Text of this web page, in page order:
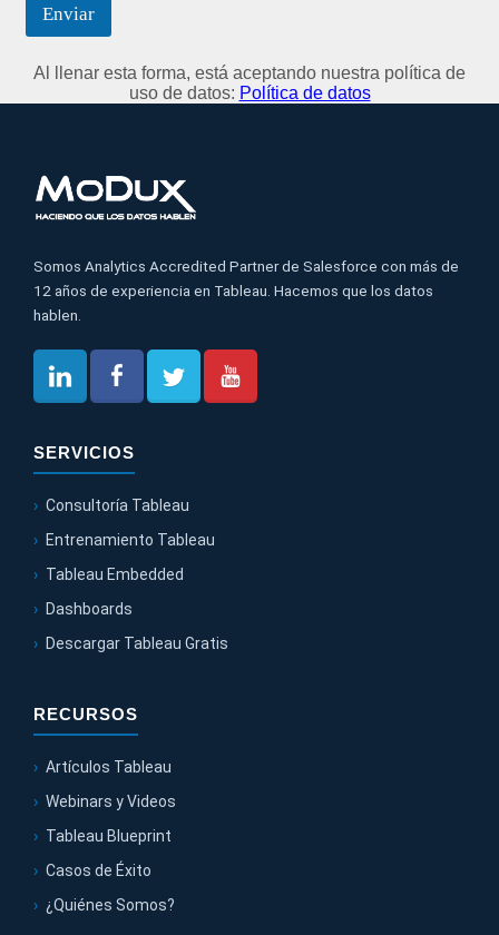
Enviar
Al llenar esta forma, está aceptando nuestra política de
uso de datos: Política de datos
Somos Analytics Accredited Partner de Salesforce con más de
12 años de experiencia en Tableau. Hacemos que los datos
hablen.
SERVICIOS
Consultoría Tableau
Entrenamiento Tableau
Tableau Embedded
Dashboards
Descargar Tableau Gratis
RECURSOS
Artículos Tableau
Webinars y Videos
Tableau Blueprint
Casos de Éxito
¿Quiénes Somos?